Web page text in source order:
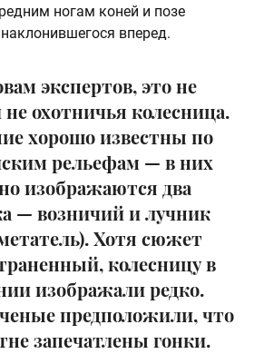
ногам коней и позе
вперед.
экспертов, это не
охотничья колесница.
хорошо известны по
рельефам — в них
изображаются два
— возничий и лучник
Хотя сюжет
колесницу в
изображали редко.
предположили, что
запечатлены гонки.